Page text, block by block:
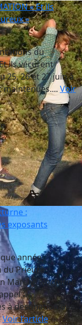
« Et ils
»
du
ils vécurent
25, 26 et 27 juin à
maintenues.... Voir
:
exposants
année,
du Prieuré
Marché Nocturne
à
à destination des
Voir l'article